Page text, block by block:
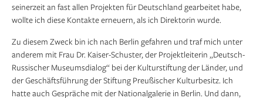
seinerzeit an fast allen Projekten für Deutschland gearbeitet habe,
wollte ich diese Kontakte erneuern, als ich Direktorin wurde.
Zu diesem Zweck bin ich nach Berlin gefahren und traf mich unter
anderem mit Frau Dr. Kaiser-Schuster, der Projektleiterin „Deutsch-
Russischer Museumsdialog“ bei der Kulturstiftung der Länder, und
der Geschäftsführung der Stiftung Preußischer Kulturbesitz. Ich
hatte auch Gespräche mit der Nationalgalerie in Berlin. Und dann,